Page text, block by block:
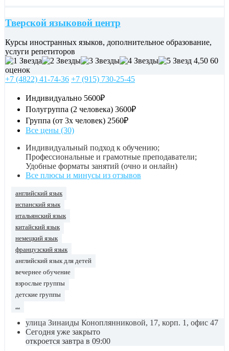
Тверской языковой центр
Курсы иностранных языков, дополнительное образование,
услуги репетиторов
4,50 60
оценок
+7 (4822) 41-74-36 +7 (915) 730-25-45
Индивидуально 5600₽
Полугруппа (2 человека) 3600₽
Группа (от 3х человек) 2560₽
Все цены (30)
Индивидуальный подход к обучению;
Профессиональные и грамотные преподаватели;
Удобные форматы занятий (очно и онлайн)
Все плюсы и минусы из отзывов
английский язык
испанский язык
итальянский язык
китайский язык
немецкий язык
французский язык
английский язык для детей
вечернее обучение
взрослые группы
детские группы
...
улица Зинаиды Коноплянниковой, 17, корп. 1, офис 47
Сегодня уже закрыто
откроется завтра в 09:00